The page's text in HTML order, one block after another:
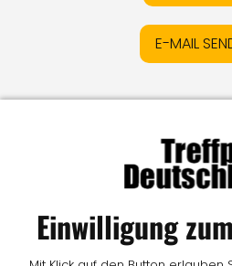
E-MAIL
MediadatenI
© LW Medien
Einwilligung